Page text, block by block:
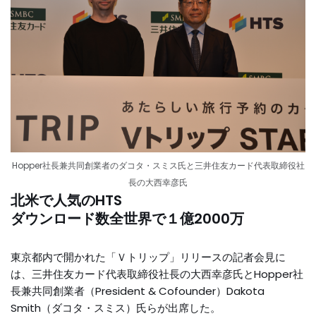
Hopper社長兼共同創業者のダコタ・スミス氏と三井住友カード代表取締役社
長の大西幸彦氏
北米で人気のHTS
ダウンロード数全世界で１億2000万
東京都内で開かれた「Ｖトリップ」リリースの記者会見に
は、三井住友カード代表取締役社長の大西幸彦氏とHopper社
長兼共同創業者（President & Cofounder）Dakota
Smith（ダコタ・スミス）氏らが出席した。